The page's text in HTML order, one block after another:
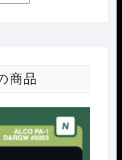
商品